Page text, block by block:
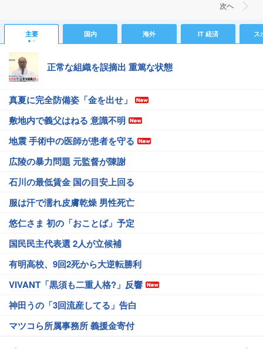
次ヘ
主要 国内 海外 IT 経済 ス
正常な組織を誤摘出 重篤な状態
真夏に完全防備姿「金を出せ」
敷地内で義父はねる 意識不明
地震 手術中の医師が患者を守る
広陵の暴力問題 元監督が陳謝
石川の最低賃金 国の目安上回る
服は汗で濡れ皮膚乾燥 男性死亡
悠仁さま 初の「おことば」予定
国民民主代表選 2人が立候補
有明高校、9回2死から大逆転勝利
VIVANT「黒須も二重人格?」反響
神田うの「3回流産してる」告白
マツコら所属事務所 義援金寄付